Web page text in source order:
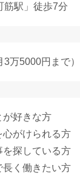
筋駅」徒歩7分
3万5000円まで
が好きな方
心がけられる方
を探している方
長く働きたい方